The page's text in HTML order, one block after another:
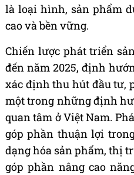
là loại hình, sản phẩm
cao và bền vững.
Chiến lược phát triển
đến năm 2025, định
xác định thu hút đầu tư,
một trong những định
quan tâm ở Việt Nam.
góp phần thuận lợi
dạng hóa sản phẩm, thị
góp phần nâng cao